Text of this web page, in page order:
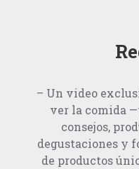
– Un video
ver la comida
consejos,
degustaciones y
de productos